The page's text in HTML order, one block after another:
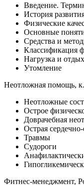
Введение.
История
Физические
Основные
Средства и
Классификация
Нагрузка и отдых
Утомление
Неотложная помощь,
Неотложные
Острое
Доврачебная
Острая сердечно-
Травмы
Судороги
Фитнес-менеджмент,